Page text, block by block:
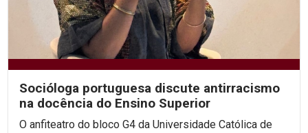
Socióloga portuguesa discute antirracismo
na docência do Ensino Superior
O anfiteatro do bloco G4 da Universidade Católica de